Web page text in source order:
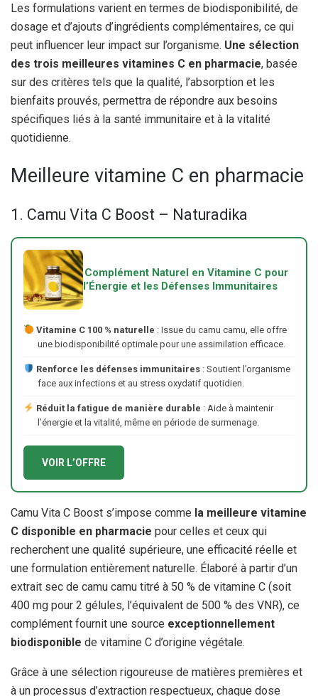
Les formulations varient en termes de biodisponibilité, de
dosage et d’ajouts d’ingrédients complémentaires, ce qui
peut influencer leur impact sur l’organisme. Une sélection
des trois meilleures vitamines C en pharmacie, basée
sur des critères tels que la qualité, l’absorption et les
bienfaits prouvés, permettra de répondre aux besoins
spécifiques liés à la santé immunitaire et à la vitalité
quotidienne.
Meilleure vitamine C en pharmacie
1. Camu Vita C Boost – Naturadika
Complément Naturel en Vitamine C pour
l’Énergie et les Défenses Immunitaires
Vitamine C 100 % naturelle : Issue du camu camu, elle offre
une biodisponibilité optimale pour une assimilation efficace.
Renforce les défenses immunitaires: Soutient l’organisme
face aux infections et au stress oxydatif quotidien.
Réduit la fatigue de manière durable : Aide à maintenir
l’énergie et la vitalité, même en période de surmenage.
VOIR L’OFFRE
Camu Vita C Boost s’impose comme la meilleure vitamine
C disponible en pharmacie pour celles et ceux qui
recherchent une qualité supérieure, une efficacité réelle et
une formulation entièrement naturelle. Élaboré à partir d’un
extrait sec de camu camu titré à 50 % de vitamine C (soit
400 mg pour 2 gélules, l’équivalent de 500 % des VNR), ce
complément fournit une source exceptionnellement
biodisponible de vitamine C d’origine végétale.
Grâce à une sélection rigoureuse de matières premières et
à un processus d’extraction respectueux, chaque dose